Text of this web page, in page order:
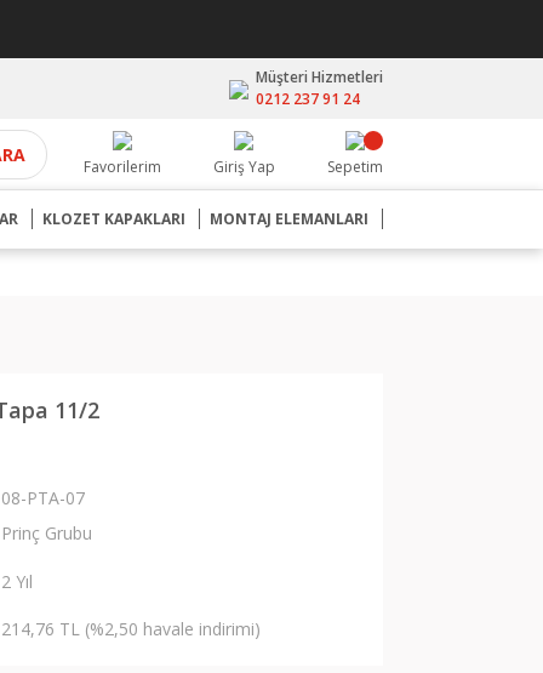
Müşteri Hizmetleri
0212 237 91 24
Favorilerim Giriş Yap Sepetim
KLOZET KAPAKLARI MONTAJ ELEMANLARI
11/2
08-PTA-07
Prinç Grubu
2 Yıl
214,76 TL (%2,50 havale indirimi)